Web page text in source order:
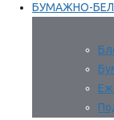
БУМАЖНО-